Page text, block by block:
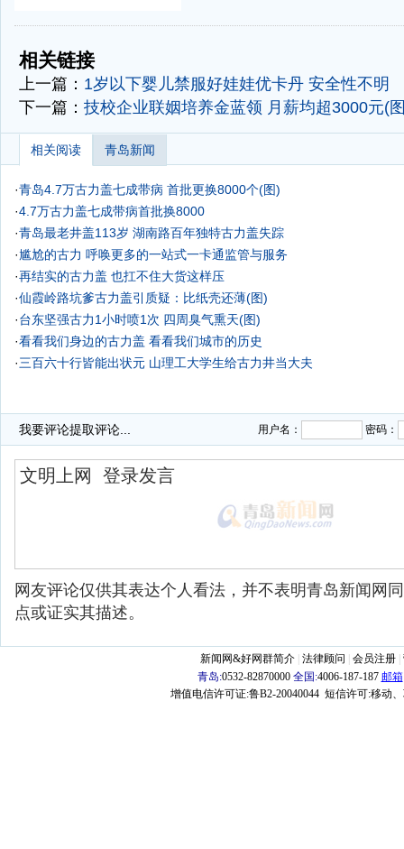
-
相关链接
上一篇： 1岁以下婴儿禁服好娃娃优卡丹 安全性不明
下一篇： 技校企业联姻培养金蓝领 月薪均超3000元(
相关阅读 青岛新闻
·青岛4.7万古力盖七成带病 首批更换8000个(图)
·4.7万古力盖七成带病首批换8000
·青岛最老井盖113岁 湖南路百年独特古力盖失踪
·尴尬的古力 呼唤更多的一站式一卡通监管与服务
·再结实的古力盖 也扛不住大货这样压
·仙霞岭路坑爹古力盖引质疑：比纸壳还薄(图)
·台东坚强古力1小时喷1次 四周臭气熏天(图)
·看看我们身边的古力盖 看看我们城市的历史
·三百六十行皆能出状元 山理工大学生给古力井当大夫
我要评论提取评论... 用户名： 密码：
网友评论仅供其表达个人看法，并不表明青岛新闻网
点或证实其描述。